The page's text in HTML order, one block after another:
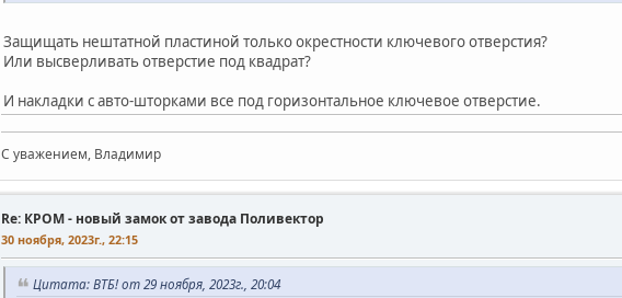
Защищать нештатной пластиной только окрестности ключевого отверстия?
Или высверливать отверстие под квадрат?
И накладки с авто-шторками все под горизонтальное ключевое отверстие.
С уважением, Владимир
Re: КРОМ - новый замок от завода Поливектор
30 ноября, 2023г., 22:15
Цитата: ВТБ! от 29 ноября, 2023г., 20:04